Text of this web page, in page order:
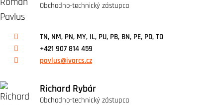
Obchodno-technický zástupca
TN, NM, PN, MY, IL, PU, PB, BN, PE, PD, TO
+421 907 814 459
pavlus@ivarcs.cz
Richard Rybár
Obchodno-technický zástupca